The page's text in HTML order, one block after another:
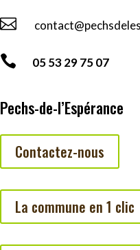

 05 53 29 75 07
Pechs-de-l’Espérance
Contactez-nous
La commune en 1 clic